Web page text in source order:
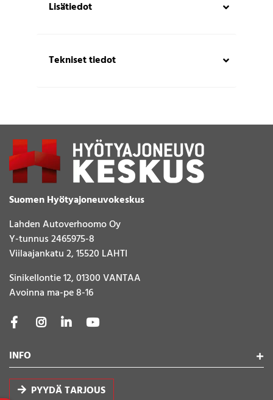
Lisätiedot
Tekniset tiedot
Suomen Hyötyajoneuvokeskus
Lahden Autoverhoomo Oy
Y-tunnus 2465975-8
Viilaajankatu 2, 15520 LAHTI
Sinikellontie 12, 01300 VANTAA
Avoinna ma-pe 8-16
INFO
PYYDÄ TARJOUS